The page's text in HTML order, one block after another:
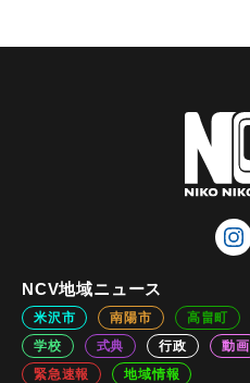
NCV地域ニュース
米沢市 南陽市 高畠町
学校
式典 行政 動画
緊急速報
地域情報